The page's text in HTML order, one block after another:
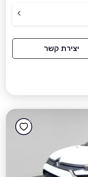
יצירת קשר